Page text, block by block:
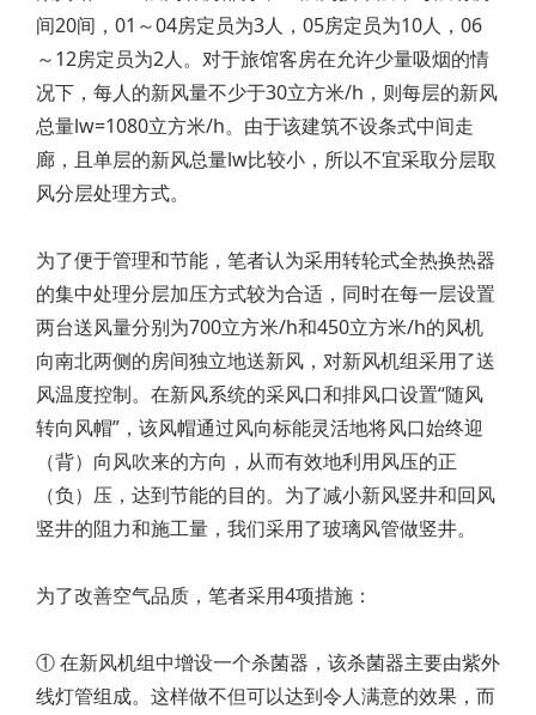
间20间，01～04房定员为3人，05房定员为10人，06
～12房定员为2人。对于旅馆客房在允许少量吸烟的情
况下，每人的新风量不少于30立方米/h，则每层的新风
总量lw=1080立方米/h。由于该建筑不设条式中间走
廊，且单层的新风总量lw比较小，所以不宜采取分层取
风分层处理方式。
为了便于管理和节能，笔者认为采用转轮式全热换热器
的集中处理分层加压方式较为合适，同时在每一层设置
两台送风量分别为700立方米/h和450立方米/h的风机
向南北两侧的房间独立地送新风，对新风机组采用了送
风温度控制。在新风系统的采风口和排风口设置“随风
转向风帽”，该风帽通过风向标能灵活地将风口始终迎
（背）向风吹来的方向，从而有效地利用风压的正
（负）压，达到节能的目的。为了减小新风竖井和回风
竖井的阻力和施工量，我们采用了玻璃风管做竖井。
为了改善空气品质，笔者采用4项措施：
① 在新风机组中增设一个杀菌器，该杀菌器主要由紫外
线灯管组成。这样做不但可以达到令人满意的效果，而